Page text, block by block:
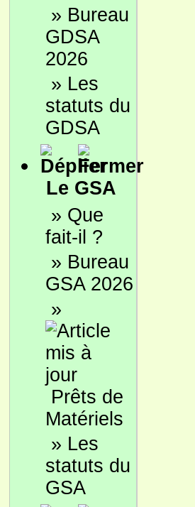
» Bureau
GDSA
2026
» Les
statuts du
GDSA
Le GSA
» Que
fait-il ?
» Bureau
GSA 2026
»
Prêts de
Matériels
» Les
statuts du
GSA